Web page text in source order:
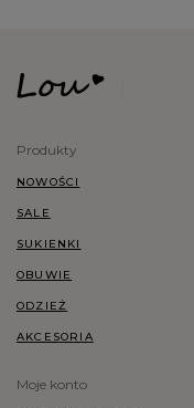
Produkty
NOWOŚCI
SALE
SUKIENKI
OBUWIE
ODZIEŻ
AKCESORIA
Moje konto